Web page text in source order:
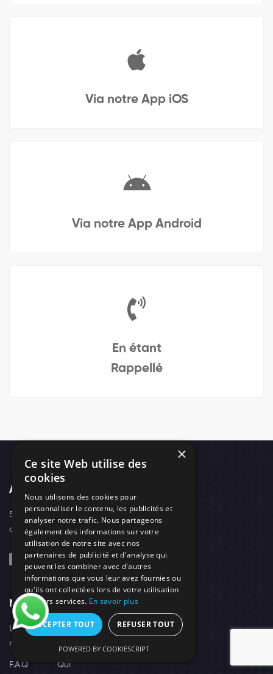
Via notre App iOS
Via notre App Android
En étant
Rappellé
Adresse
52, boulevard d'Arras - 42300 - Roanne
contact@needs-protect.fr
Navigation
Les
nuisibles
Tarifs
F.A.Q Qui
Suivez-Nous
×
Ce site Web utilise des
cookies
Nous utilisons des cookies pour
personnaliser le contenu, les publicités et
analyser notre trafic. Nous partageons
également des informations sur votre
utilisation de notre site avec nos
partenaires de publicité et d'analyse qui
peuvent les combiner avec d'autres
informations que vous leur avez fournies ou
qu'ils ont collectées lors de votre utilisation
de leurs services. En savoir plus
ACCEPTER TOUT REFUSER TOUT
POWERED BY COOKIESCRIPT